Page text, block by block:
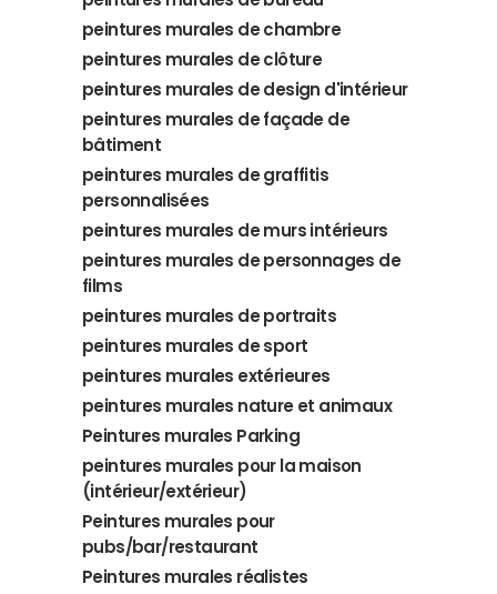
peintures murales de chambre
peintures murales de clôture
peintures murales de design d'intérieur
peintures murales de façade de
bâtiment
peintures murales de graffitis
personnalisées
peintures murales de murs intérieurs
peintures murales de personnages de
films
peintures murales de portraits
peintures murales de sport
peintures murales extérieures
peintures murales nature et animaux
Peintures murales Parking
peintures murales pour la maison
(intérieur/extérieur)
Peintures murales pour
pubs/bar/restaurant
Peintures murales réalistes